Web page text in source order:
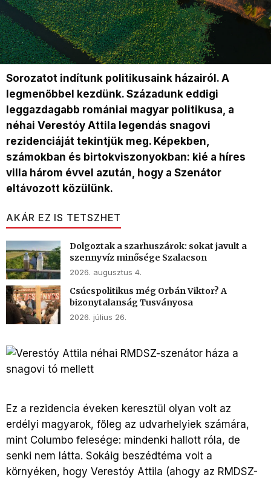
Sorozatot indítunk politikusaink házairól. A
legmenőbbel kezdünk. Századunk eddigi
leggazdagabb romániai magyar politikusa, a
néhai Verestóy Attila legendás snagovi
rezidenciáját tekintjük meg. Képekben,
számokban és birtokviszonyokban: kié a híres
villa három évvel azután, hogy a Szenátor
eltávozott közülünk.
AKÁR EZ IS TETSZHET
Dolgoztak a szarhuszárok: sokat javult a
szennyvíz minősége Szalacson
2026. augusztus 4.
Csúcspolitikus még Orbán Viktor? A
bizonytalanság Tusványosa
2026. július 26.
Ez a rezidencia éveken keresztül olyan volt az
erdélyi magyarok, főleg az udvarhelyiek számára,
mint Columbo felesége: mindenki hallott róla, de
senki nem látta. Sokáig beszédtéma volt a
környéken, hogy Verestóy Attila (ahogy az RMDSZ-